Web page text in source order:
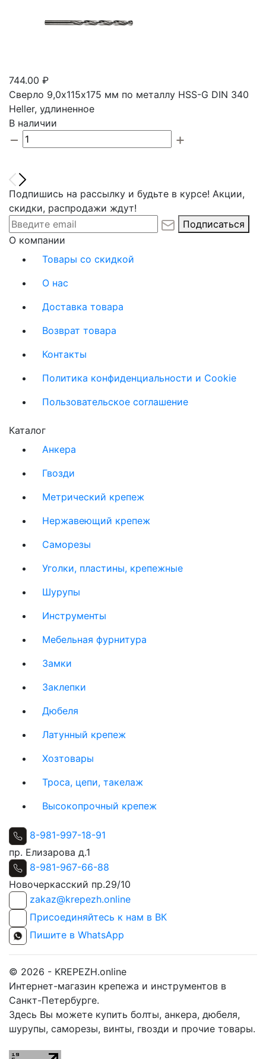
744.00 ₽
Сверло 9,0х115х175 мм по металлу HSS-G DIN 340
Heller, удлиненное
В наличии
Подпишись на рассылку и будьте в курсе! Акции,
скидки, распродажи ждут!
Подписаться
О компании
Товары со скидкой
О нас
Доставка товара
Возврат товара
Контакты
Политика конфиденциальности и Cookie
Пользовательское соглашение
Каталог
Анкера
Гвозди
Метрический крепеж
Нержавеющий крепеж
Саморезы
Уголки, пластины, крепежные
Шурупы
Инструменты
Мебельная фурнитура
Замки
Заклепки
Дюбеля
Латунный крепеж
Хозтовары
Троса, цепи, такелаж
Высокопрочный крепеж
8-981-997-18-91
пр. Елизарова д.1
8-981-967-66-88
Новочеркасский пр.29/10
zakaz@krepezh.online
Присоединяйтесь к нам в ВК
Пишите в WhatsApp
© 2026 - KREPEZH.online
Интернет-магазин крепежа и инструментов в
Санкт-Петербурге.
Здесь Вы можете купить болты, анкера, дюбеля,
шурупы, саморезы, винты, гвозди и прочие товары.